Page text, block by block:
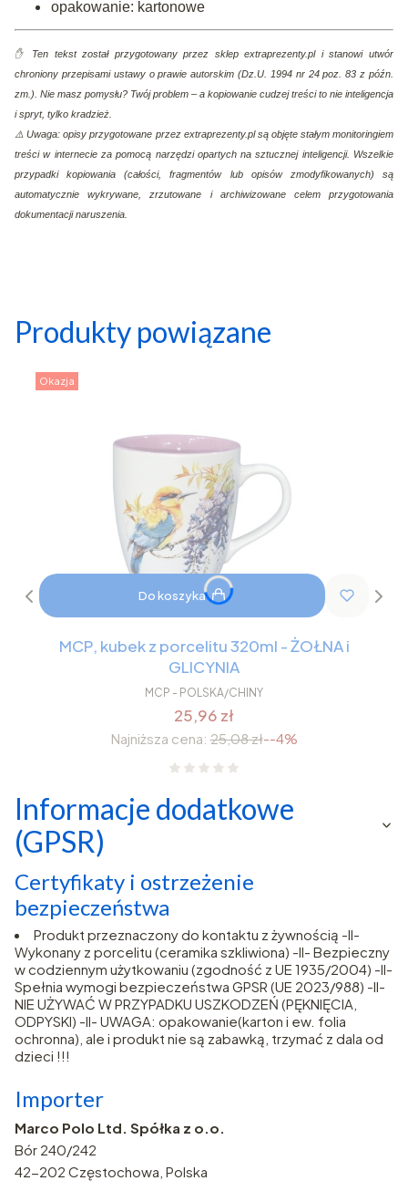
opakowanie: kartonowe
✋ Ten tekst został przygotowany przez sklep extraprezenty.pl i stanowi utwór
chroniony przepisami ustawy o prawie autorskim (Dz.U. 1994 nr 24 poz. 83 z późn.
zm.). Nie masz pomysłu? Twój problem – a kopiowanie cudzej treści to nie inteligencja
i spryt, tylko kradzież.
⚠️ Uwaga: opisy przygotowane przez extraprezenty.pl są objęte stałym monitoringiem
treści w internecie za pomocą narzędzi opartych na sztucznej inteligencji. Wszelkie
przypadki kopiowania (całości, fragmentów lub opisów zmodyfikowanych) są
automatycznie wykrywane, zrzutowane i archiwizowane celem przygotowania
dokumentacji naruszenia.
Produkty powiązane
Okazja
Do koszyka
MCP, kubek z porcelitu 320ml - ŻOŁNA i
GLICYNIA
MCP - POLSKA/CHINY
25,96 zł
Najniższa cena: 25,08 zł--4%
Informacje dodatkowe
(GPSR)
Certyfikaty i ostrzeżenie
bezpieczeństwa
Produkt przeznaczony do kontaktu z żywnością -II-
Wykonany z porcelitu (ceramika szkliwiona) -II- Bezpieczny
w codziennym użytkowaniu (zgodność z UE 1935/2004) -II-
Spełnia wymogi bezpieczeństwa GPSR (UE 2023/988) -II-
NIE UŻYWAĆ W PRZYPADKU USZKODZEŃ (PĘKNIĘCIA,
ODPYSKI) -II- UWAGA: opakowanie(karton i ew. folia
ochronna), ale i produkt nie są zabawką, trzymać z dala od
dzieci !!!
Importer
Marco Polo Ltd. Spółka z o.o.
Bór 240/242
42-202 Częstochowa, Polska